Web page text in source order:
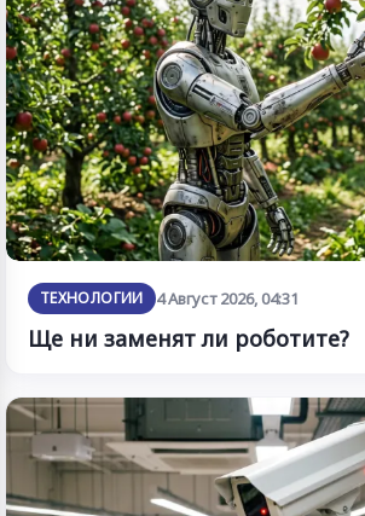
ТЕХНОЛОГИИ 4 Август 2026, 04:31
Ще ни заменят ли роботите?